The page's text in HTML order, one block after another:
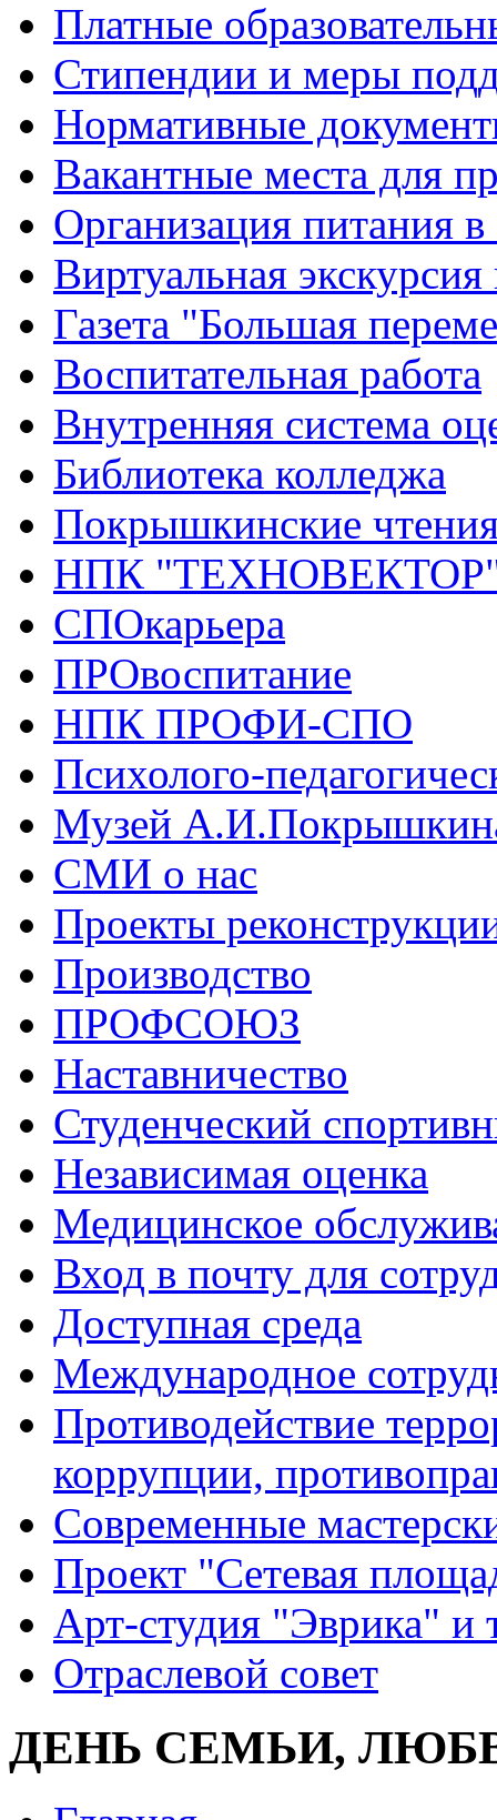
Платные
Стипендии и меры
Нормативные
Вакантные места для
Организация питания в
Виртуальная
Газета "Большая
Воспитательная работа
Внутренняя система
Библиотека колледжа
Покрышкинские
НПК
СПОкарьера
ПРОвоспитание
НПК ПРОФИ-СПО
Психолого-
Музей
СМИ о нас
Проекты
Производство
ПРОФСОЮЗ
Наставничество
Студенческий
Независимая оценка
Медицинское
Вход в почту для
Доступная среда
Международное
Противодействие
коррупции,
Современные
Проект "Сетевая
Арт-студия "Эврика" и
Отраслевой совет
ДЕНЬ СЕМЬИ,